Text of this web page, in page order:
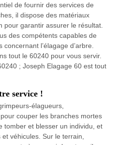
de fournir des services de
il dispose des matériaux
pour garantir assurer le résultat.
des compétents capables de
l’élagage d’arbre.
tout le 60240 pour vous servir.
; Joseph Elagage 60 est tout
service !
élagueurs,
couper les branches mortes
tomber et blesser un individu, et
véhicules. Sur le terrain,